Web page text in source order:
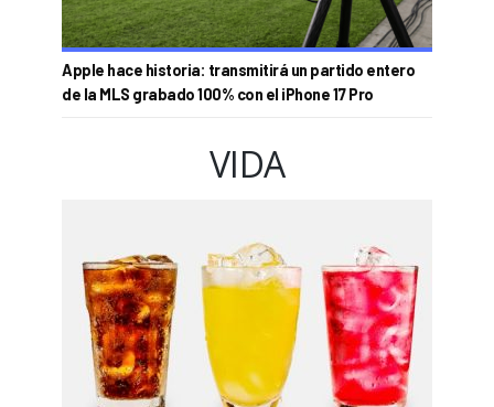
Apple hace historia: transmitirá un partido entero
de la MLS grabado 100% con el iPhone 17 Pro
VIDA